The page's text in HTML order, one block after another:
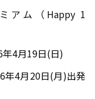
アム（Happy 1
4月19日(日)
年4月20日(月)出発